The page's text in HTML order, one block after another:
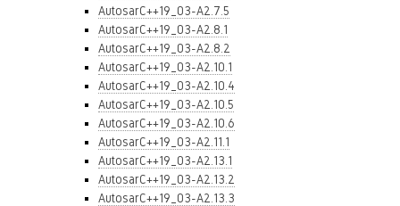
AutosarC++19_03-A2.7.5
AutosarC++19_03-A2.8.1
AutosarC++19_03-A2.8.2
AutosarC++19_03-A2.10.1
AutosarC++19_03-A2.10.4
AutosarC++19_03-A2.10.5
AutosarC++19_03-A2.10.6
AutosarC++19_03-A2.11.1
AutosarC++19_03-A2.13.1
AutosarC++19_03-A2.13.2
AutosarC++19_03-A2.13.3